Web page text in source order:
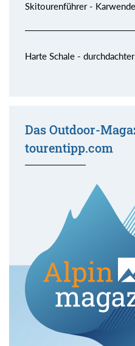
Skitourenführer -
Harte Schale -
Das Outdoor-
tourentipp.com